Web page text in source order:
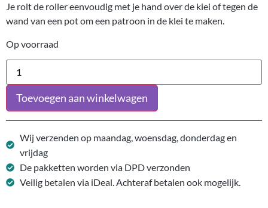
Je rolt de roller eenvoudig met je hand over de klei of tegen de
wand van een pot om een patroon in de klei te maken.
Op voorraad
Toevoegen aan winkelwagen
Wij verzenden op maandag, woensdag, donderdag en
vrijdag
De pakketten worden via DPD verzonden
Veilig betalen via iDeal. Achteraf betalen ook mogelijk.